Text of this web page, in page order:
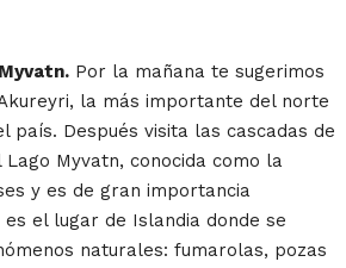
Por la mañana te sugerimos
la más importante del norte
país. Después visita las cascadas de
Myvatn, conocida como la
y es de gran importancia
el lugar de Islandia donde se
naturales: fumarolas, pozas